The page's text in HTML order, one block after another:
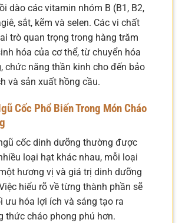
dào các vitamin nhóm B (B1, B2,
sắt, kẽm và selen. Các vi chất
trò quan trọng trong hàng trăm
hóa của cơ thể, từ chuyển hóa
chức năng thần kinh cho đến bảo
và sản xuất hồng cầu.
Cốc Phổ Biến Trong Món Cháo
cốc dinh dưỡng thường được
loại hạt khác nhau, mỗi loại
hương vị và giá trị dinh dưỡng
hiểu rõ về từng thành phần sẽ
ưu hóa lợi ích và sáng tạo ra
thức cháo phong phú hơn.